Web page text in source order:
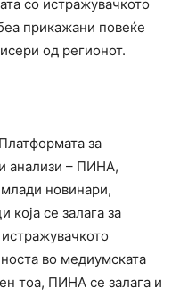
со истражувачкото
прикажани повеќе
од регионот.
за
анализи – ПИНА,
новинари,
која се залага за
во медиумската
тоа, ПИНА се залага и